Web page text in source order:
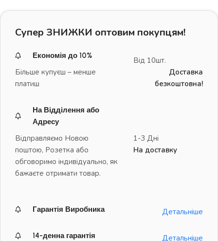
Супер ЗНИЖКИ оптовим покупцям!
Економія до 10%
Більше купуєш – менше
платиш
Від 10шт.
Доставка
безкоштовна!
На Відділення або
Адресу
Відправляємо Новою
поштою, Розетка або
обговоримо індивідуально, як
бажаєте отримати товар.
1-3 Дні
На доставку
Гарантія Виробника Детальніше
14-денна гарантія Детальніше